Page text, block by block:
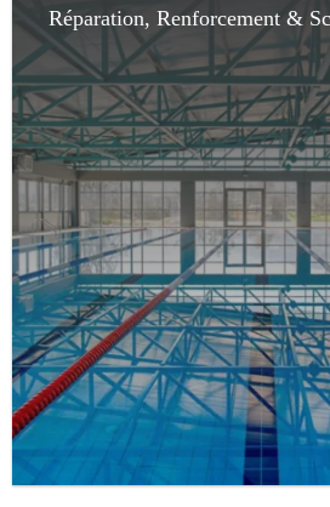
Réparation, Renforcement &